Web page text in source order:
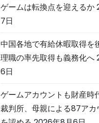
ゲームは転換点を迎えるか
7日
中国各地で有給休暇取得
理職の率先取得も義務化へ
6日
ゲームアカウントも財産
裁判所、母親による87アカ